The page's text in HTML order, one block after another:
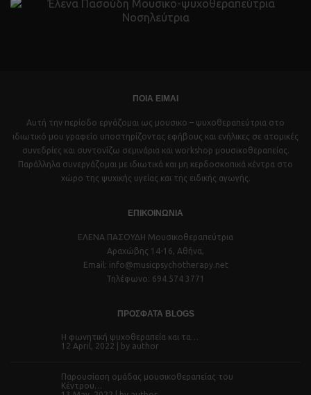
ΠΟΙΑ ΕΙΜΑΙ
Αυτή την περίοδο εργάζομαι ως μουσικο – ψυχοθεραπεύτρια στο
ιδιωτικό μου γραφείο υποστηρίζοντας εφήβους και ενήλικες σε ατομικές
συνεδρίες και συντονίζω σεμινάρια και workshop μουσικοθεραπείας.
Παράλληλα συνεργάζομαι με ιδιωτικά και μη κερδοσκοπικά κέντρα στο
χώρο της ψυχικής υγείας και της ειδικής αγωγής.
ΕΠΙΚΟΙΝΩΝΙΑ
ΕΛΕΝΑ ΠΑΣΟΥΔΗ Μουσικοθεραπεύτρια
Αραχώβης 14-16, Αθήνα,
Email: info@musicpsychotherapy.net
Τηλέφωνο: 694 574 3771
ΠΡΟΣΦΑΤΑ BLOGS
Η φωνητική ψυχοθεραπεία και τα…
12 April, 2022 | by author
Παρουσίαση ομάδας μουσικοθεραπείας του
Κέντρου…